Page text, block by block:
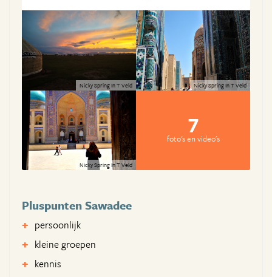
Nicky Spring In T Veld Nicky Spring In T Veld
Nicky Spring In T Veld
7
foto's en video's
Pluspunten Sawadee
persoonlijk
kleine groepen
kennis